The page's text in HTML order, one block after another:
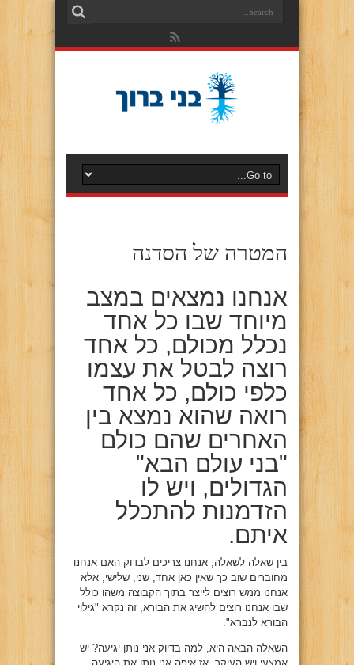
המטרה של הסדנה
אנחנו נמצאים במצב
מיוחד שבו כל אחד
נכלל מכולם, כל אחד
רוצה לבטל את עצמו
כלפי כולם, כל אחד
רואה שהוא נמצא בין
האחרים שהם כולם
"בני עולם הבא"
הגדולים, ויש לו
הזדמנות להתכלל
איתם.
בין שאלה לשאלה, אנחנו צריכים לבדוק האם אנחנו
מחוברים שוב כך שאין כאן אחד, שני, שלישי, אלא
אנחנו ממש רוצים לייצר בתוך הקבוצה משהו כולל
שבו אנחנו רוצים להשיג את הבורא, זה נקרא "גילוי
הבורא לנברא".
השאלה הבאה היא, למה בדיוק אני נותן יגיעה? יש